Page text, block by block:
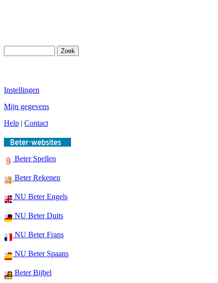
Instellingen
Mijn gegevens
Help | Contact
Beter Spellen
Beter Rekenen
NU Beter Engels
NU Beter Duits
NU Beter Frans
NU Beter Spaans
Beter Bijbel